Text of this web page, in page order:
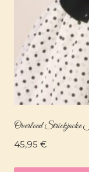
Overload
45,95 €